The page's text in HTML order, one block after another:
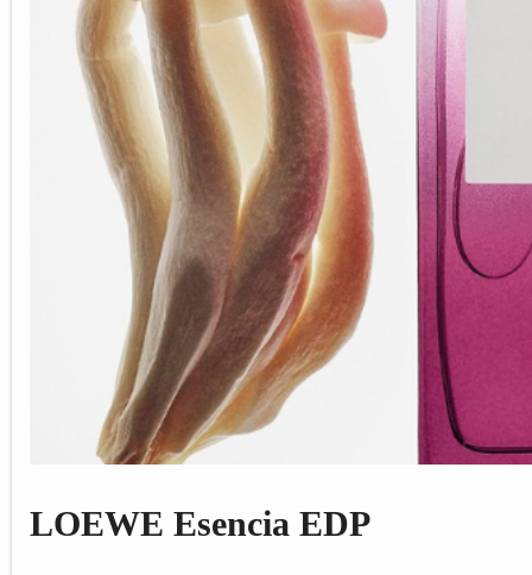
LOEWE Esencia EDP